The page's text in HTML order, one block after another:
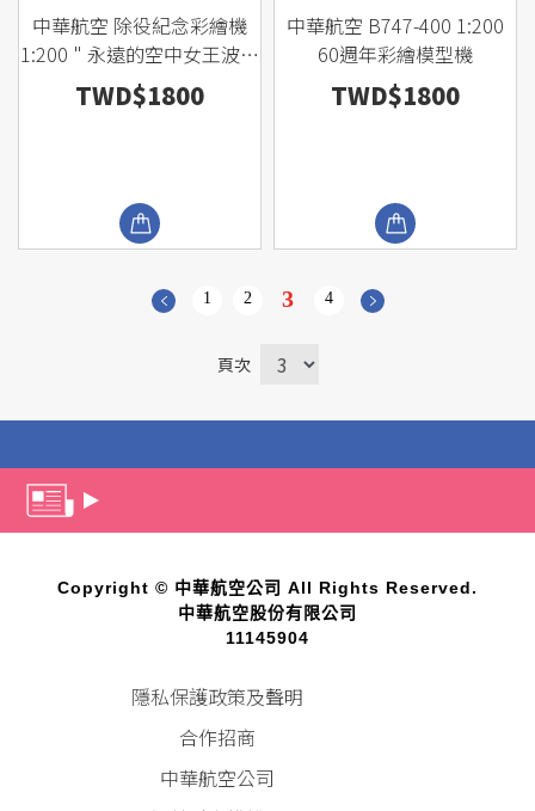
中華航空 除役紀念彩繪機
1:200 " 永遠的空中女王波音
744 "
TWD$1800
中華航空 B747-400 1:200
60週年彩繪模型機
TWD$1800
1 2 3 4
頁次
Copyright © 中華航空公司 All Rights Reserved.
中華航空股份有限公司
11145904
隱私保護政策及聲明
合作招商
中華航空公司